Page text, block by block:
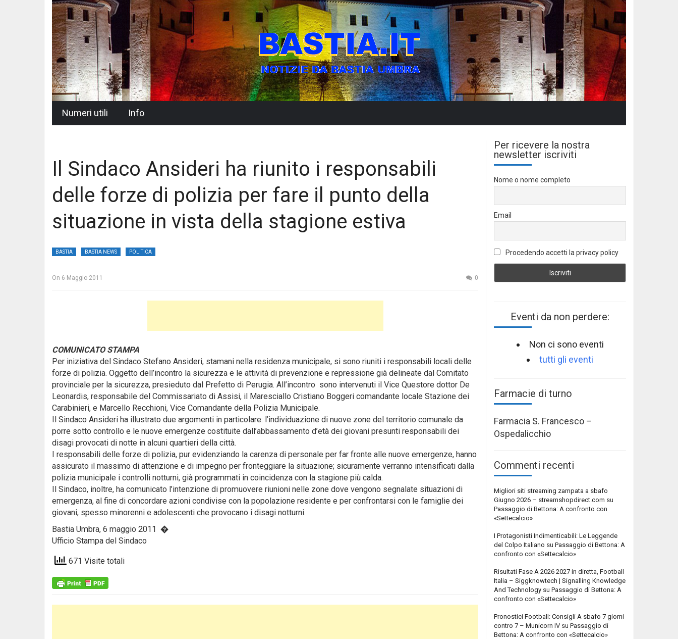
Numeri utili Info
Il Sindaco Ansideri ha riunito i responsabili
delle forze di polizia per fare il punto della
situazione in vista della stagione estiva
BASTIA BASTIA NEWS POLITICA
On 6 Maggio 2011 0
COMUNICATO STAMPA
Per iniziativa del Sindaco Stefano Ansideri, stamani nella residenza municipale, si sono riuniti i responsabili locali delle
forze di polizia. Oggetto dell’incontro la sicurezza e le attività di prevenzione e repressione già delineate dal Comitato
provinciale per la sicurezza, presieduto dal Prefetto di Perugia. All’incontro sono intervenuti il Vice Questore dottor De
Leonardis, responsabile del Commissariato di Assisi, il Maresciallo Cristiano Boggeri comandante locale Stazione dei
Carabinieri, e Marcello Recchioni, Vice Comandante della Polizia Municipale.
Il Sindaco Ansideri ha illustrato due argomenti in particolare: l’individuazione di nuove zone del territorio comunale da
porre sotto controllo e le nuove emergenze costituite dall’abbassamento d’età dei giovani presunti responsabili dei
disagi provocati di notte in alcuni quartieri della città.
I responsabili delle forze di polizia, pur evidenziando la carenza di personale per far fronte alle nuove emergenze, hanno
assicurato il massimo di attenzione e di impegno per fronteggiare la situazione; sicuramente verranno intensificati dalla
polizia municipale i controlli notturni, già programmati in coincidenza con la stagione più calda.
Il Sindaco, inoltre, ha comunicato l’intenzione di promuovere riunioni nelle zone dove vengono segnalate situazioni di
emergenza, al fine di concordare azioni condivise con la popolazione residente e per confrontarsi con le famiglie dei
giovani, spesso minorenni e adolescenti che provocano i disagi notturni.
Bastia Umbra, 6 maggio 2011 �
Ufficio Stampa del Sindaco
671 Visite totali
Per ricevere la nostra
newsletter iscriviti
Nome o nome completo
Email
Procedendo accetti la privacy policy
Eventi da non perdere:
Non ci sono eventi
tutti gli eventi
Farmacie di turno
Farmacia S. Francesco –
Ospedalicchio
Commenti recenti
Migliori siti streaming zampata a sbafo
Giugno 2026 – streamshopdirect.com su
Passaggio di Bettona: A confronto con
«Settecalcio»
I Protagonisti Indimenticabili: Le Leggende
del Colpo Italiano su Passaggio di Bettona: A
confronto con «Settecalcio»
Risultati Fase A 2026 2027 in diretta, Football
Italia – Siggknowtech | Signalling Knowledge
And Technology su Passaggio di Bettona: A
confronto con «Settecalcio»
Pronostici Football: Consigli A sbafo 7 giorni
contro 7 – Municorn IV su Passaggio di
Bettona: A confronto con «Settecalcio»